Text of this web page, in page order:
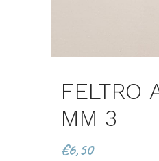
FELTRO
MM 3
€6,50